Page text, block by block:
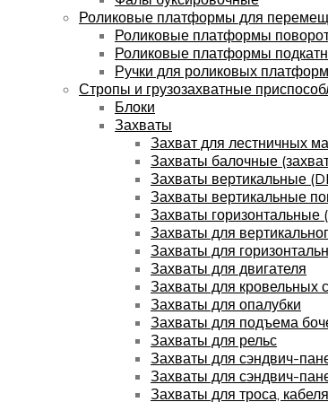
Роликовые платформы для
Роликовые платформы
Роликовые платформы
Ручки для роликовых платформ
Стропы и грузозахватные
Блоки
Захваты
Захват для лестничных
Захваты балочные
Захваты вертикальные
Захваты вертикальные
Захваты горизонтальные
Захваты для
Захваты для
Захваты для двигателя
Захваты для кровельных
Захваты для опалубки
Захваты для подъема
Захваты для рельс
Захваты для сэндвич-
Захваты для сэндвич-
Захваты для троса,